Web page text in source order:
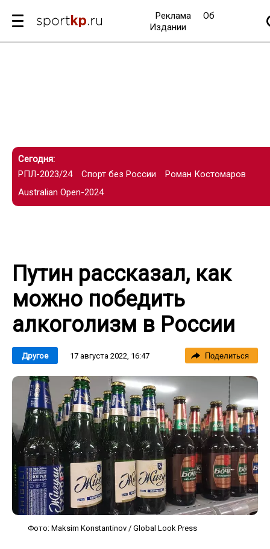
Реклама
Об
Издании
Сегодня:
РПЛ-2023/24
Спорт без России
Роман Костомаров
Australian Open-2024
Путин рассказал, как
можно победить
алкоголизм в России
Другое 17 августа 2022, 16:47 Поделиться
Фото: Maksim Konstantinov / Global Look Press